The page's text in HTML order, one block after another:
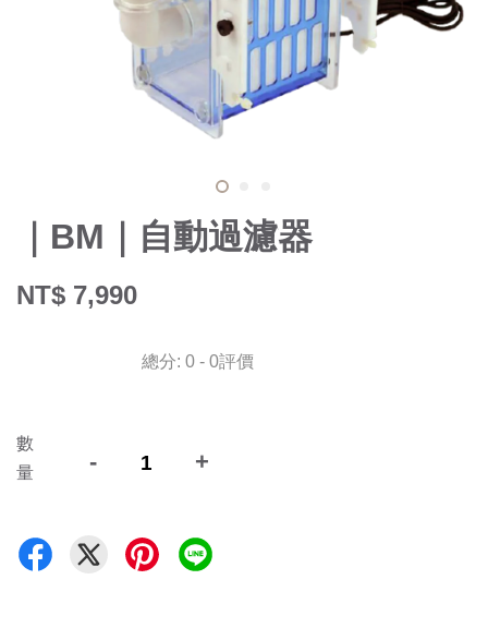
｜BM｜自動過濾器
NT$ 7,990
總分: 0 - 0評價
數
量
- +